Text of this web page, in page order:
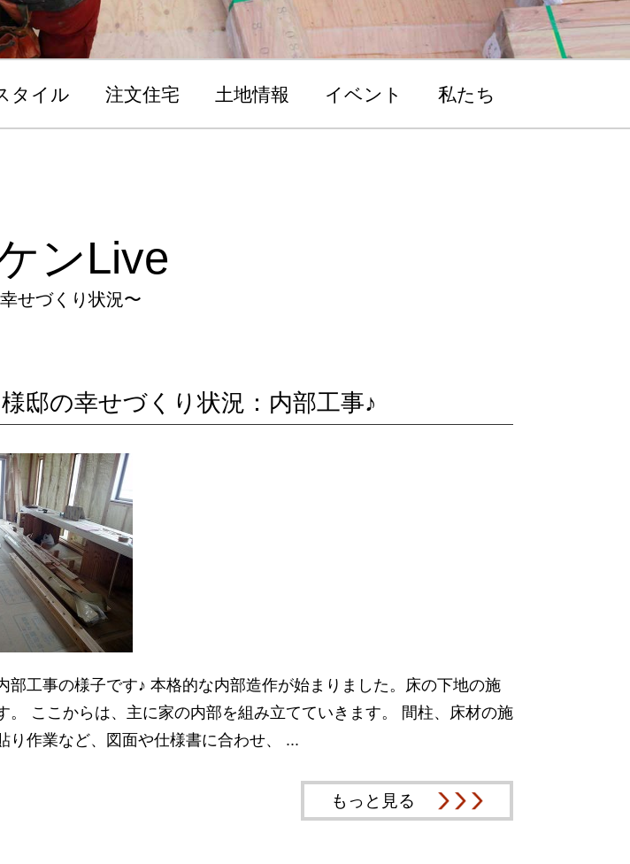
タイル 注文住宅 土地情報 イベント 私たち
ンLive
せづくり状況〜
邸の幸せづくり状況：内部工事♪
部工事の様子です♪ 本格的な内部造作が始まりました。床の下地の施
。 ここからは、主に家の内部を組み立てていきます。 間柱、床材の施
り作業など、図面や仕様書に合わせ、 ...
もっと見る